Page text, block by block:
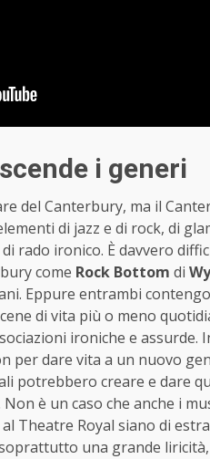
i generi
del Canterbury, ma il
di jazz e di rock, di
rado ironico. È davvero
come Rock Bottom di
Eppure entrambi
di vita più o meno
ironiche e assurde.
per dare vita a un nuovo
potrebbero creare e dare
è un caso che anche i
Theatre Royal siano di
una grande